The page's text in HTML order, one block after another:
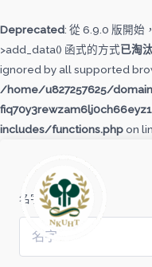
Deprecated: 從 6.9.0 版開始
>add_data() 函式的方式已淘
ignored by all supported
/home/u827257625/
includes/functions.phpon
至
主
要
內
容
名字